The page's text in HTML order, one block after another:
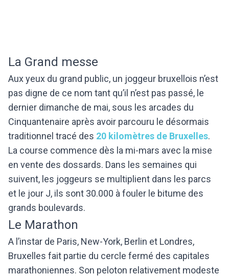
La Grand messe
Aux yeux du grand public, un joggeur bruxellois n’est
pas digne de ce nom tant qu’il n’est pas passé, le
dernier dimanche de mai, sous les arcades du
Cinquantenaire après avoir parcouru le désormais
traditionnel tracé des 20 kilomètres de Bruxelles.
La course commence dès la mi-mars avec la mise
en vente des dossards. Dans les semaines qui
suivent, les joggeurs se multiplient dans les parcs
et le jour J, ils sont 30.000 à fouler le bitume des
grands boulevards.
Le Marathon
A l’instar de Paris, New-York, Berlin et Londres,
Bruxelles fait partie du cercle fermé des capitales
marathoniennes. Son peloton relativement modeste